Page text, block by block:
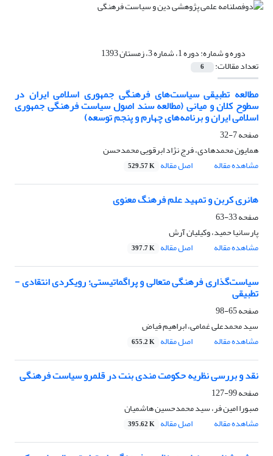
دوره و شماره:دوره 1، شماره 3، زمستان 1393
تعداد مقالات: 6
مطالعه تطبیقی سیاست‌های فرهنگی جمهوری اسلامی ایران در
سطوح کلان و میانی (مطالعه سند اصول سیاست فرهنگی جمهوری
اسلامی ایران و برنامه‌های چهارم و پنجم توسعه)
صفحه7-32
همایون محمدهادی، فرج نژاد ابرقویی محمدحسن
مشاهده مقاله
اصل مقاله 529.57 K
هانری کربن و تمهید علم فرهنگ معنوی
صفحه33-63
پارسانیا حمید، وکیلیان آرش
مشاهده مقاله
اصل مقاله 397.7 K
سیاست‌گذاری فرهنگی متعالی و پراگماتیستی؛ رویکردی انتقادی -
تطبیقی
صفحه65-98
سید محمدعلی غمامی، ابراهیم فیاض
مشاهده مقاله
اصل مقاله 655.2 K
نقد و بررسی نظریه حکومت مندی بنت در قلمرو سیاست فرهنگی
صفحه99-127
صبورا امین فر، سید محمدحسین هاشمیان
مشاهده مقاله
اصل مقاله 395.62 K